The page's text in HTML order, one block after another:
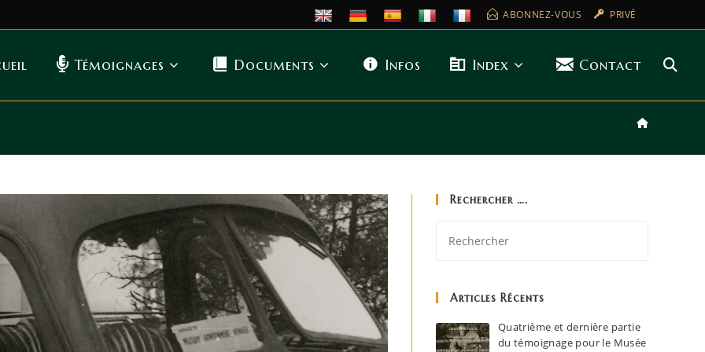
ABONNEZ-VOUS PRIVÉ
Témoignages Documents Infos Index Contact
Rechercher ….
Articles Récents
Quatrième et dernière partie
du témoignage pour le Musée